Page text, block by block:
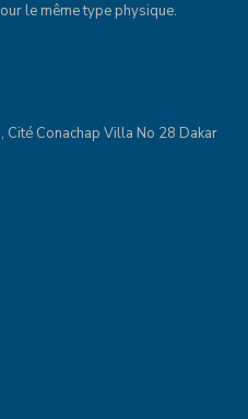
le même type physique.
Cité Conachap Villa No 28 Dakar